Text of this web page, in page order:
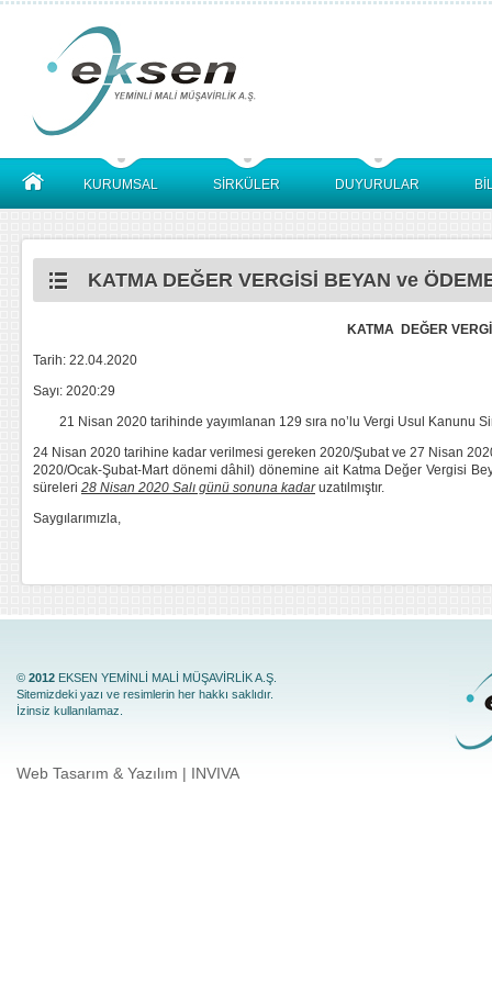
KURUMSAL SİRKÜLER DUYURULAR
KATMA DEĞER VERGİSİ BEYAN ve
KATMA DEĞER
Tarih: 22.04.2020
Sayı: 2020:29
21 Nisan 2020 tarihinde yayımlanan 129 sıra no’lu Vergi Usul Kanunu
24 Nisan 2020 tarihine kadar verilmesi gereken 2020/Şubat ve 27 Nisan
2020/Ocak-Şubat-Mart dönemi dâhil) dönemine ait Katma Değer Vergisi
süreleri 28 Nisan 2020 Salı günü sonuna kadaruzatılmıştır.
Saygılarımızla,
© 2012 EKSEN YEMİNLİ MALİ MÜŞAVİRLİK A.Ş.
Sitemizdeki yazı ve resimlerin her hakkı saklıdır.
İzinsiz kullanılamaz.
Web Tasarım & Yazılım | INVIVA